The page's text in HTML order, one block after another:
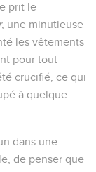
prit le
, une minutieuse
les vêtements
pour tout
crucifié, ce qui
à quelque
dans une
de penser que